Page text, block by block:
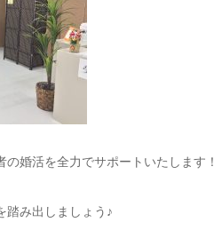
婚活を全力でサポートいたします！
踏み出しましょう♪